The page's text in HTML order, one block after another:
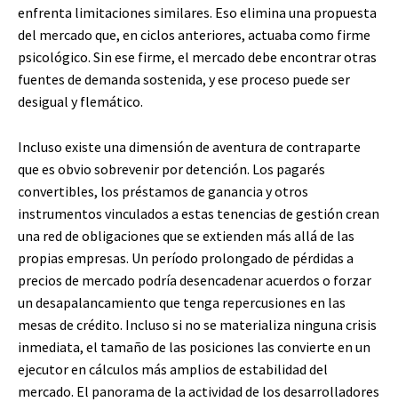
enfrenta limitaciones similares. Eso elimina una propuesta
del mercado que, en ciclos anteriores, actuaba como firme
psicológico. Sin ese firme, el mercado debe encontrar otras
fuentes de demanda sostenida, y ese proceso puede ser
desigual y flemático.
Incluso existe una dimensión de aventura de contraparte
que es obvio sobrevenir por detención. Los pagarés
convertibles, los préstamos de ganancia y otros
instrumentos vinculados a estas tenencias de gestión crean
una red de obligaciones que se extienden más allá de las
propias empresas. Un período prolongado de pérdidas a
precios de mercado podría desencadenar acuerdos o forzar
un desapalancamiento que tenga repercusiones en las
mesas de crédito. Incluso si no se materializa ninguna crisis
inmediata, el tamaño de las posiciones las convierte en un
ejecutor en cálculos más amplios de estabilidad del
mercado. El panorama de la actividad de los desarrolladores